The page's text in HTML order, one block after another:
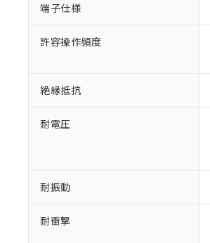
端子仕様
許容操作頻度
絶縁抵抗
耐電圧
耐振動
耐衝撃